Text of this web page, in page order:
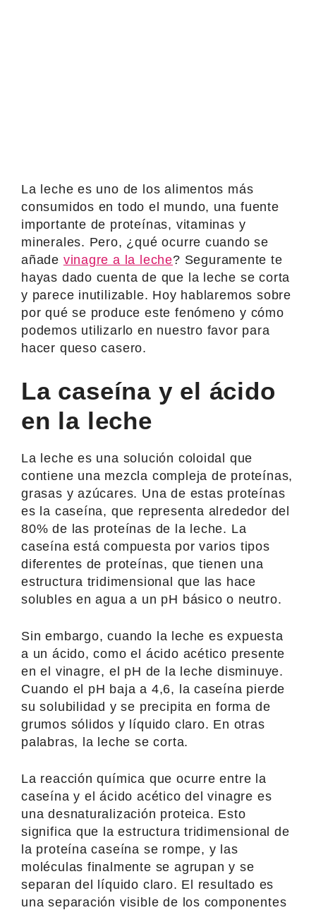
La leche es uno de los alimentos más
consumidos en todo el mundo, una fuente
importante de proteínas, vitaminas y
minerales. Pero, ¿qué ocurre cuando se
añade vinagre a la leche? Seguramente te
hayas dado cuenta de que la leche se corta
y parece inutilizable. Hoy hablaremos sobre
por qué se produce este fenómeno y cómo
podemos utilizarlo en nuestro favor para
hacer queso casero.
La caseína y el ácido
en la leche
La leche es una solución coloidal que
contiene una mezcla compleja de proteínas,
grasas y azúcares. Una de estas proteínas
es la caseína, que representa alrededor del
80% de las proteínas de la leche. La
caseína está compuesta por varios tipos
diferentes de proteínas, que tienen una
estructura tridimensional que las hace
solubles en agua a un pH básico o neutro.
Sin embargo, cuando la leche es expuesta
a un ácido, como el ácido acético presente
en el vinagre, el pH de la leche disminuye.
Cuando el pH baja a 4,6, la caseína pierde
su solubilidad y se precipita en forma de
grumos sólidos y líquido claro. En otras
palabras, la leche se corta.
La reacción química que ocurre entre la
caseína y el ácido acético del vinagre es
una desnaturalización proteica. Esto
significa que la estructura tridimensional de
la proteína caseína se rompe, y las
moléculas finalmente se agrupan y se
separan del líquido claro. El resultado es
una separación visible de los componentes